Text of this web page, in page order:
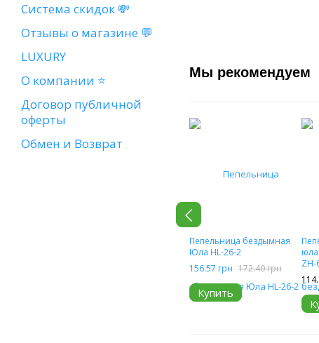
Мы рекомендуем
Пепельница бездымная
Юла HL-26-2
156.57 грн 172.40 грн
Купить
ZH-
Система скидок 💸
Отзывы о магазине 💬
LUXURY
О компании ⭐
Договор публичной
оферты
Обмен и Возврат